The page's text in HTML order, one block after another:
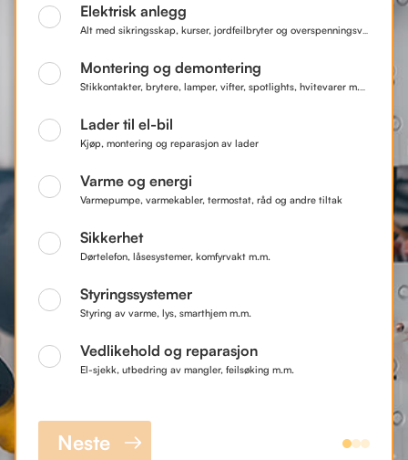
Elektrisk anlegg
Montering og demontering
Lader til el-bil
Kjøp, montering og reparasjon av lader
Varme og energi
Varmepumpe, varmekabler, termostat, råd og andre tiltak
Sikkerhet
Dørtelefon, låsesystemer, komfyrvakt m.m.
Styringssystemer
Styring av varme, lys, smarthjem m.m.
Vedlikehold og reparasjon
El-sjekk, utbedring av mangler, feilsøking m.m.
Neste